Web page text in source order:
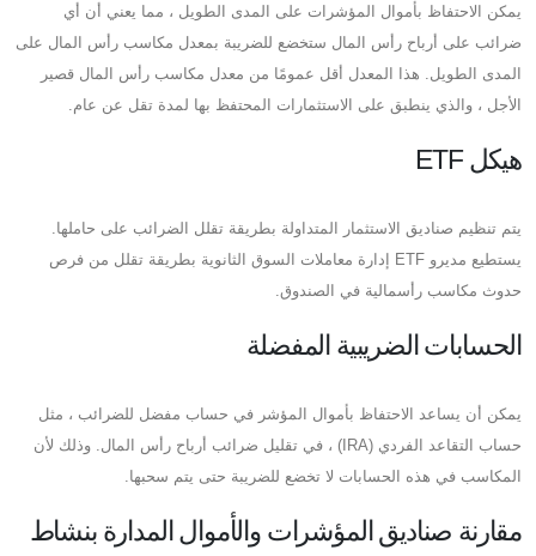
يمكن الاحتفاظ بأموال المؤشرات على المدى الطويل ، مما يعني أن أي
ضرائب على أرباح رأس المال ستخضع للضريبة بمعدل مكاسب رأس المال على
المدى الطويل. هذا المعدل أقل عمومًا من معدل مكاسب رأس المال قصير
الأجل ، والذي ينطبق على الاستثمارات المحتفظ بها لمدة تقل عن عام.
هيكل ETF
يتم تنظيم صناديق الاستثمار المتداولة بطريقة تقلل الضرائب على حاملها.
يستطيع مديرو ETF إدارة معاملات السوق الثانوية بطريقة تقلل من فرص
حدوث مكاسب رأسمالية في الصندوق.
الحسابات الضريبية المفضلة
يمكن أن يساعد الاحتفاظ بأموال المؤشر في حساب مفضل للضرائب ، مثل
حساب التقاعد الفردي (IRA) ، في تقليل ضرائب أرباح رأس المال. وذلك لأن
المكاسب في هذه الحسابات لا تخضع للضريبة حتى يتم سحبها.
مقارنة صناديق المؤشرات والأموال المدارة بنشاط